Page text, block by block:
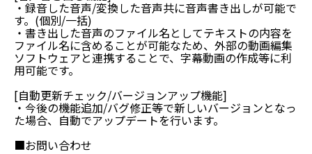
・録音した音声/変換した音声共に音声書き出しが可能で
す。(個別/一括)
・書き出した音声のファイル名としてテキストの内容を
ファイル名に含めることが可能なため、外部の動画編集
ソフトウェアと連携することで、字幕動画の作成等に利
用可能です。
[自動更新チェック/バージョンアップ機能]
・今後の機能追加/バグ修正等で新しいバージョンとなっ
た場合、自動でアップデートを行います。
■お問い合わせ